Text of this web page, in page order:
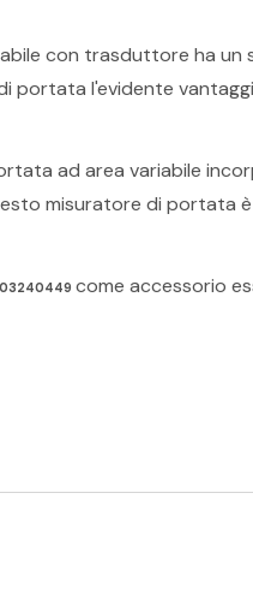
con trasduttore ha un
portata l'evidente
ad area variabile
misuratore di portata
come accessorio